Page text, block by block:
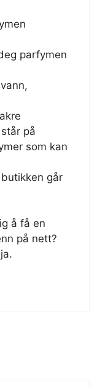
parfymen
på
som kan
går
å få en
på nett?